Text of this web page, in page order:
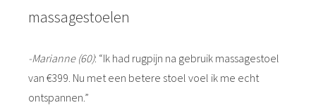
massagestoelen
-Marianne (60): “Ik had rugpijn na gebruik massagestoel
van €399. Nu met een betere stoel voel ik me echt
ontspannen.”